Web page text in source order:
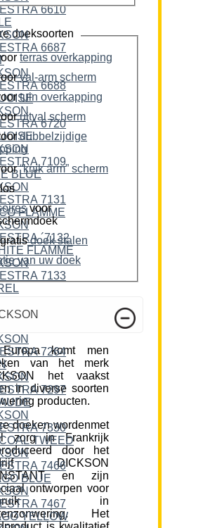
doeksoorten
terras overkapping
val-arm scherm
tuin overkapping
uitval scherm
dubbelzijdige
“knik arm” scherm
voor
doek stalen
van uw doek
komt men
van het merk
het vaakst
in diverse soorten
producten.
doeken wordenmet
zorg in Frankrijk
door het
DICKSON
en zijn
ontworpen voor
in
Het